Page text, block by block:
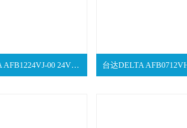
原装台达DELTA AFB1224VJ-00 24V 轴流风扇